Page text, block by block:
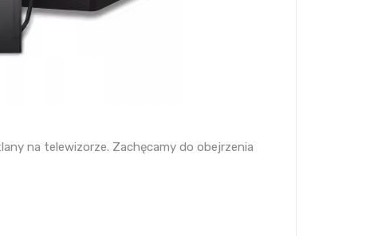
na telewizorze. Zachęcamy do obejrzenia